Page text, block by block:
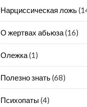
Нарциссическая ложь
О жертвах абьюза(16)
Олежка(1)
Полезно знать(68)
Психопаты (4)